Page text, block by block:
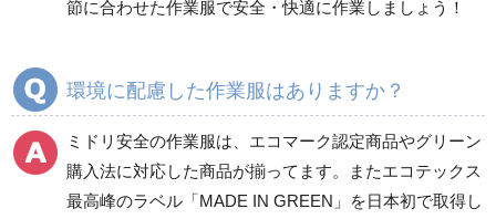
ワークパンツ
春夏ワークパンツ作業
ズボン
カーゴパンツ
春夏カーゴパンツ作業
ズボン
節に合わせた作業服で安全・快適に作業しましょう！
環境に配慮した作業服はありますか？
ミドリ安全の作業服は、エコマーク認定商品やグリーン
購入法に対応した商品が揃ってます。またエコテックス
最高峰のラベル「MADE IN GREEN」を日本初で取得し